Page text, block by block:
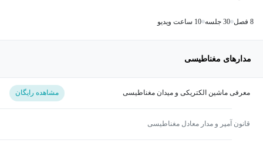
8 فصل 30 جلسه 10 ساعت ویدیو
مدارهای مغناطیسی
معرفی ماشین الکتریکی و میدان مغناطیسی مشاهده رایگان
قانون آمپر و مدار معادل مغناطیسی